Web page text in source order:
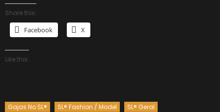
Share this:
Facebook X
Like this:
Gajas No SL® SL® Fashion / Model SL® Geral